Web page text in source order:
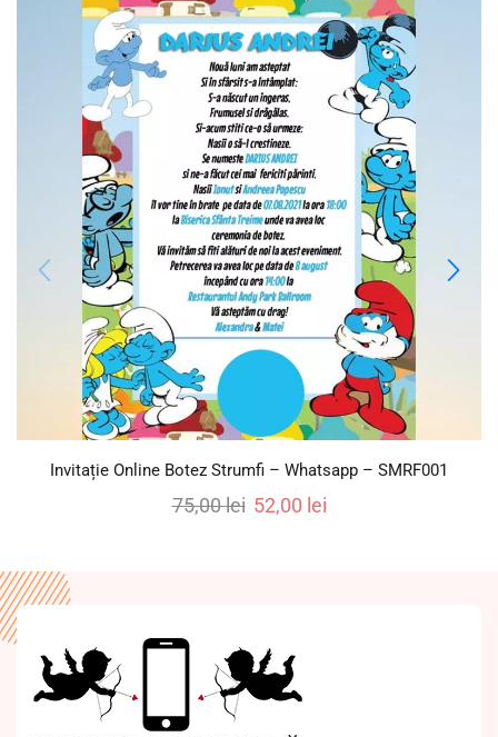
Invitație Online Botez Strumfi – Whatsapp – SMRF001
75,00lei 52,00 lei